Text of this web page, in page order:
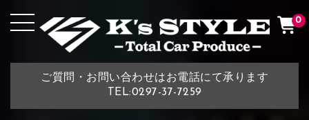
ご質問・お問い合わせはお電話にて承ります
TEL:0297-37-7259
0